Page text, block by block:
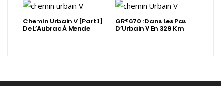
Chemin Urbain V [Part.1]
De L’Aubrac À Mende
GR®670 : Dans Les Pas
D’Urbain V En 329 Km